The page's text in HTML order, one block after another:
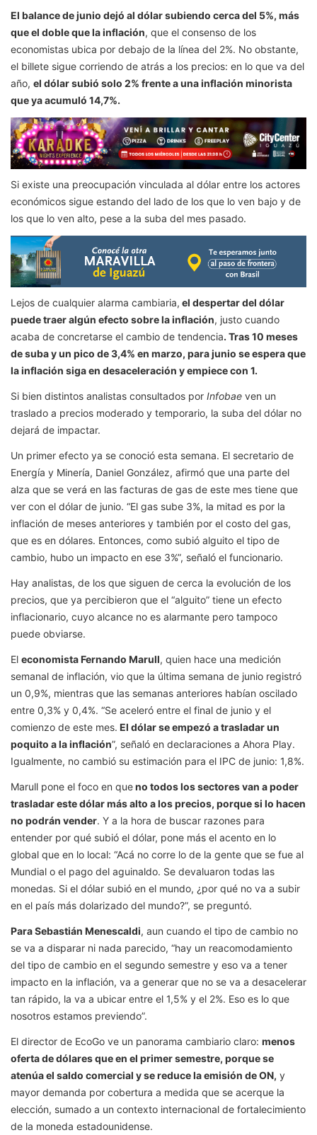
El balance de junio dejó al dólar subiendo cerca del 5%, más
que el doble que la inflación, que el consenso de los
economistas ubica por debajo de la línea del 2%. No obstante,
el billete sigue corriendo de atrás a los precios: en lo que va del
año, el dólar subió solo 2% frente a una inflación minorista
que ya acumuló 14,7%.
Si existe una preocupación vinculada al dólar entre los actores
económicos sigue estando del lado de los que lo ven bajo y de
los que lo ven alto, pese a la suba del mes pasado.
Lejos de cualquier alarma cambiaria, el despertar del dólar
puede traer algún efecto sobre la inflación, justo cuando
acaba de concretarse el cambio de tendencia. Tras 10 meses
de suba y un pico de 3,4% en marzo, para junio se espera que
la inflación siga en desaceleración y empiece con 1.
Si bien distintos analistas consultados por Infobae ven un
traslado a precios moderado y temporario, la suba del dólar no
dejará de impactar.
Un primer efecto ya se conoció esta semana. El secretario de
Energía y Minería, Daniel González, afirmó que una parte del
alza que se verá en las facturas de gas de este mes tiene que
ver con el dólar de junio. “El gas sube 3%, la mitad es por la
inflación de meses anteriores y también por el costo del gas,
que es en dólares. Entonces, como subió alguito el tipo de
cambio, hubo un impacto en ese 3%”, señaló el funcionario.
Hay analistas, de los que siguen de cerca la evolución de los
precios, que ya percibieron que el “alguito” tiene un efecto
inflacionario, cuyo alcance no es alarmante pero tampoco
puede obviarse.
El economista Fernando Marull, quien hace una medición
semanal de inflación, vio que la última semana de junio registró
un 0,9%, mientras que las semanas anteriores habían oscilado
entre 0,3% y 0,4%. “Se aceleró entre el final de junio y el
comienzo de este mes. El dólar se empezó a trasladar un
poquito a la inflación”, señaló en declaraciones a Ahora Play.
Igualmente, no cambió su estimación para el IPC de junio: 1,8%.
Marull pone el foco en queno todos los sectores van a poder
trasladar este dólar más alto a los precios, porque si lo hacen
no podrán vender. Y a la hora de buscar razones para
entender por qué subió el dólar, pone más el acento en lo
global que en lo local: “Acá no corre lo de la gente que se fue al
Mundial o el pago del aguinaldo. Se devaluaron todas las
monedas. Si el dólar subió en el mundo, ¿por qué no va a subir
en el país más dolarizado del mundo?”, se preguntó.
Para Sebastián Menescaldi, aun cuando el tipo de cambio no
se va a disparar ni nada parecido, “hay un reacomodamiento
del tipo de cambio en el segundo semestre y eso va a tener
impacto en la inflación, va a generar que no se va a desacelerar
tan rápido, la va a ubicar entre el 1,5% y el 2%. Eso es lo que
nosotros estamos previendo”.
El director de EcoGo ve un panorama cambiario claro: menos
oferta de dólares que en el primer semestre, porque se
atenúa el saldo comercial y se reduce la emisión de ON, y
mayor demanda por cobertura a medida que se acerque la
elección, sumado a un contexto internacional de fortalecimiento
de la moneda estadounidense.